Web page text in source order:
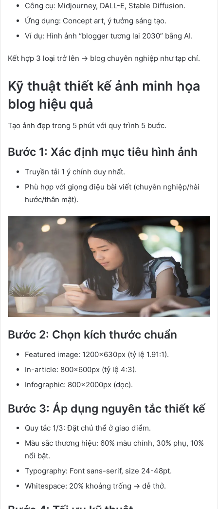
Công cụ: Midjourney, DALL-E, Stable Diffusion.
Ứng dụng: Concept art, ý tưởng sáng tạo.
Ví dụ: Hình ảnh “blogger tương lai 2030” bằng AI.
Kết hợp 3 loại trở lên → blog chuyên nghiệp như tạp chí.
Kỹ thuật thiết kế ảnh minh họa
blog hiệu quả
Tạo ảnh đẹp trong 5 phút với quy trình 5 bước.
Bước 1: Xác định mục tiêu hình ảnh
Truyền tải 1 ý chính duy nhất.
Phù hợp với giọng điệu bài viết (chuyên nghiệp/hài
hước/thân mật).
Bước 2: Chọn kích thước chuẩn
Featured image: 1200x630px (tỷ lệ 1.91:1).
In-article: 800x600px (tỷ lệ 4:3).
Infographic: 800x2000px (dọc).
Bước 3: Áp dụng nguyên tắc thiết kế
Quy tắc 1/3: Đặt chủ thể ở giao điểm.
Màu sắc thương hiệu: 60% màu chính, 30% phụ, 10%
nổi bật.
Typography: Font sans-serif, size 24-48pt.
Whitespace: 20% khoảng trống → dễ thở.